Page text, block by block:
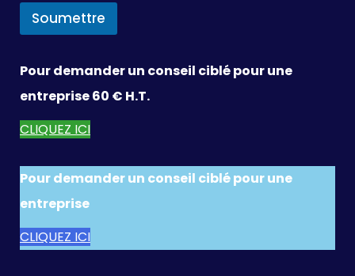
Soumettre
Pour demander un conseil ciblé pour une
entreprise 60 € H.T.
CLIQUEZ ICI
Pour demander un conseil ciblé pour une
entreprise
CLIQUEZ ICI